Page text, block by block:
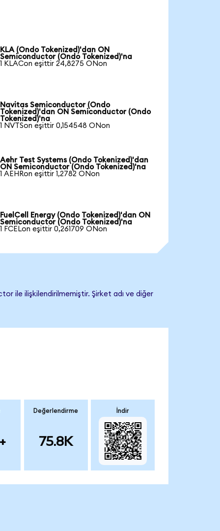
KLA (Ondo Tokenized)'dan ON
Semiconductor (Ondo Tokenized)'na
1 KLACon eşittir 24,8275 ONon
Navitas Semiconductor (Ondo
Tokenized)'dan ON Semiconductor (Ondo
Tokenized)'na
1 NVTSon eşittir 0,154548 ONon
Aehr Test Systems (Ondo Tokenized)'dan
ON Semiconductor (Ondo Tokenized)'na
1 AEHRon eşittir 1,2782 ONon
FuelCell Energy (Ondo Tokenized)'dan ON
Semiconductor (Ondo Tokenized)'na
1 FCELon eşittir 0,261709 ONon
ile ilişkilendirilmemiştir. Şirket adı ve diğer
Değerlendirme
75.8K
İndir